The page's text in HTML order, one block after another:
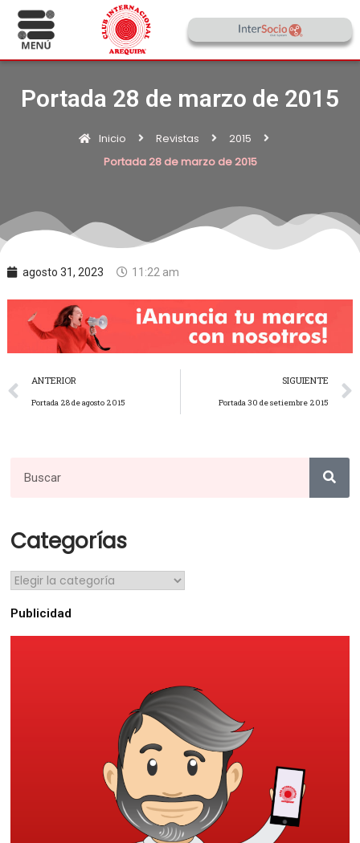
Portada 28 de marzo de 2015
Inicio Revistas
2015
Portada 28 de marzo de 2015
agosto 31, 2023 11:22 am
ANTERIOR
Portada 28 de agosto 2015
SIGUIENTE
Portada 30 de setiembre 2015
Categorías
Publicidad